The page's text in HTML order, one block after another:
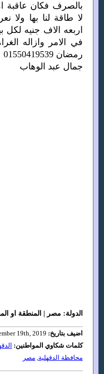
بالصرف فكان عاقبة
لا طاقة لنا بها ولا
اربعه الاف جنيه لكل
في الامر وازاله
رمضان 01550419539
جمال عبد الوهاب
الدولة: مصر | المنطقة او
اضيف بتاريخ:
كلمات شكاوي المواطنين:
محافظة الدقهلية, مصر